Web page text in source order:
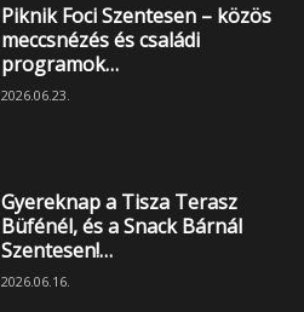
Piknik Foci Szentesen – közös
meccsnézés és családi
programok…
2026.06.23.
Gyereknap a Tisza Terasz
Büfénél, és a Snack Bárnál
Szentesen!…
2026.06.16.